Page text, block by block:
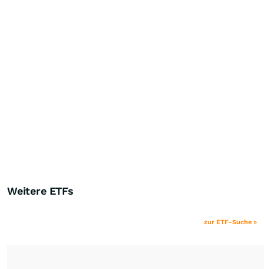
Weitere ETFs
zur ETF-Suche »